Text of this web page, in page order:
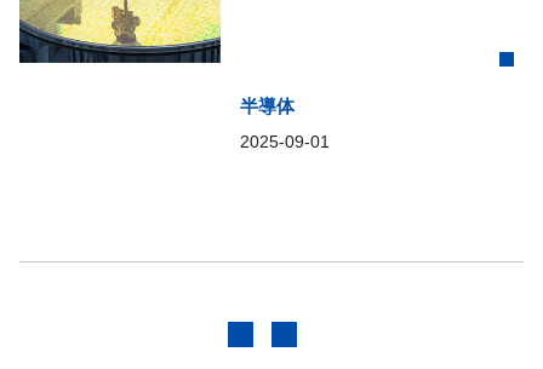
半導体
2025-09-01